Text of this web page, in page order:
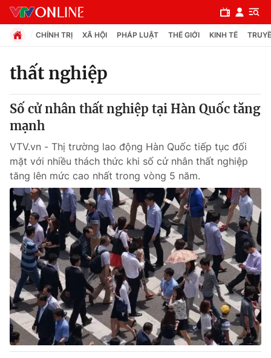
Chuyên mục
Chính trị
Xã hội
Pháp luật
Y tế
Thế giới
Tin tức
Thế giới đó đây
Câu chuyện quốc tế
Kinh tế
Tài chính
Thị trường
Dữ liệu và đời sống
CHÍNH TRỊ XÃ HỘI PHÁP LUẬT THẾ GIỚI KINH TẾ
thất nghiệp
Số cử nhân thất nghiệp tại Hàn Quốc tăng
mạnh
VTV.vn - Thị trường lao động Hàn Quốc tiếp tục đối
mặt với nhiều thách thức khi số cử nhân thất nghiệp
tăng lên mức cao nhất trong vòng 5 năm.